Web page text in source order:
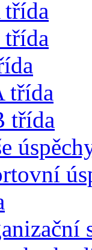
třída
třída
třída
třída